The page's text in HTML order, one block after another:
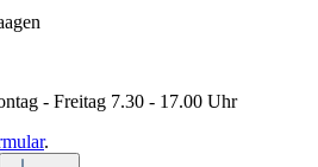
- Freitag 7.30 - 17.00 Uhr
.